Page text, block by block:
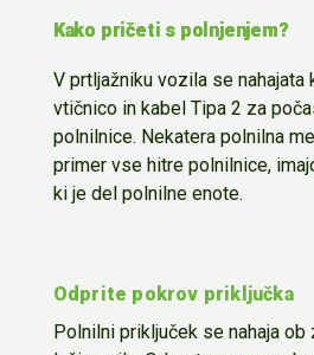
Kako pričeti s polnjenjem?
V prtljažniku vozila se nahajata
vtičnico in kabel Tipa 2 za poč
polnilnice. Nekatera polnilna
primer vse hitre polnilnice,
ki je del polnilne enote.
Odprite pokrov priključka
Polnilni priključek se nahaja ob